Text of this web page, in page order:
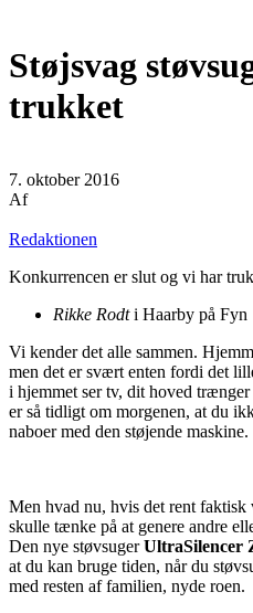
Støjsvag
trukket
7. oktober 2016
Af
Redaktionen
Konkurrencen er slut og vi har
Rikke Rodti Haarby på Fyn
Vi kender det alle sammen.
men det er svært enten fordi det
i hjemmet ser tv, dit hoved
er så tidligt om morgenen, at du
naboer med den støjende maskine.
Men hvad nu, hvis det rent faktisk
skulle tænke på at genere andre
Den nye støvsugerUltraSilencer
at du kan bruge tiden, når du
med resten af familien, nyde roen.